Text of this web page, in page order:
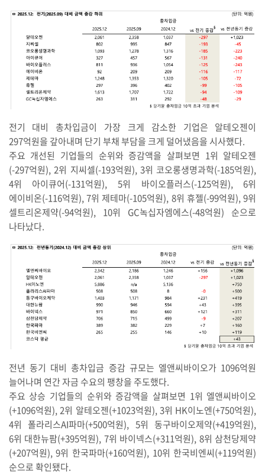
전기 대비 총차입금이 가장 크게 감소한 기업은 알테오젠이
297억원을 갚아내며 단기 부채 부담을 크게 덜어냈음을 시사했다.
주요 개선된 기업들의 순위와 증감액을 살펴보면 1위 알테오젠
(-297억원), 2위 지씨셀(-193억원), 3위 코오롱생명과학(-185억원),
4위 아이큐어(-131억원), 5위 바이오플러스(-125억원), 6위
에이비온(-116억원), 7위 제테마(-105억원), 8위 휴젤(-99억원), 9위
셀트리온제약(-94억원), 10위 GC녹십자엠에스(-48억원) 순으로
나타났다.
전년 동기 대비 총차입금 증감 규모는 엘앤씨바이오가 1096억원
늘어나며 연간 자금 수요의 팽창을 주도했다.
주요 상승 기업들의 순위와 증감액을 살펴보면 1위 엘앤씨바이오
(+1096억원), 2위 알테오젠(+1023억원), 3위 HK이노엔(+750억원),
4위 폴라리스AI파마(+500억원), 5위 동구바이오제약(+419억원),
6위 대한뉴팜(+395억원), 7위 바이넥스(+311억원), 8위 삼천당제약
(+207억원), 9위 한국파마(+160억원), 10위 한국비엔씨(+119억원)
순으로 확인됐다.